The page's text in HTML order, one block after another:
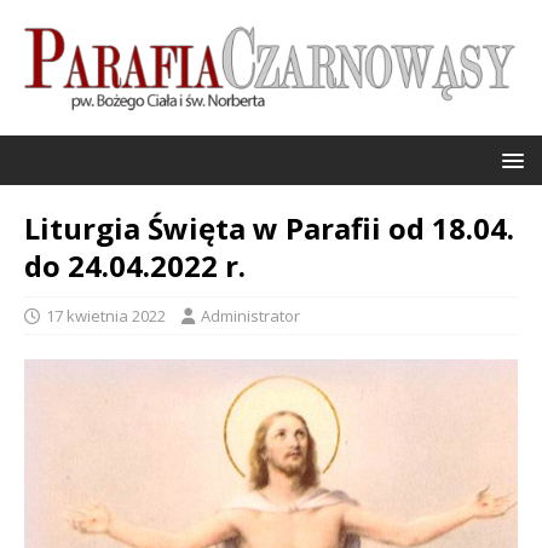
Liturgia Święta w Parafii od 18.04.
do 24.04.2022 r.
17 kwietnia 2022 Administrator